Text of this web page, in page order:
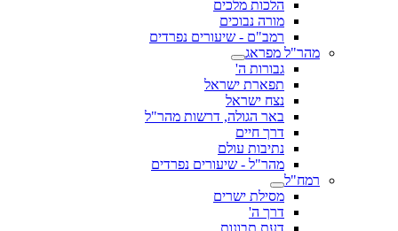
הלכות מלכים
מורה נבוכים
רמב"ם - שיעורים נפרדים
מהר"ל מפראג
גבורות ה'
תפארת ישראל
נצח ישראל
באר הגולה, דרשות מהר"ל
דרך חיים
נתיבות עולם
מהר"ל - שיעורים נפרדים
רמח"ל
מסילת ישרים
דרך ה'
דעת תבונות